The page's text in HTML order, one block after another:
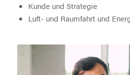
Kunde und Strategie
Luft- und Raumfahrt und